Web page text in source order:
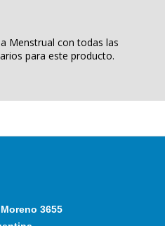
Menstrual con todas las
para este producto.
3655